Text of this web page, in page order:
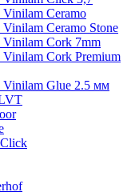
Ceramo
Ceramo Stone
Cork 7mm
Cork Premium
Glue 2.5 мм